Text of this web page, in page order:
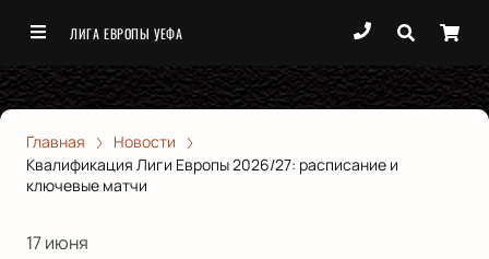
ЛИГА ЕВРОПЫ УЕФА
Главная
Новости
Квалификация Лиги Европы 2026/27: расписание и
ключевые матчи
17 июня